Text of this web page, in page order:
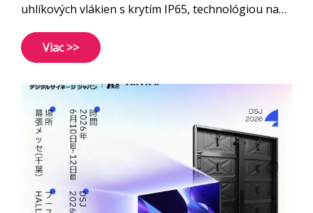
uhlíkových vlákien s krytím IP65, technológiou na
Viac >>